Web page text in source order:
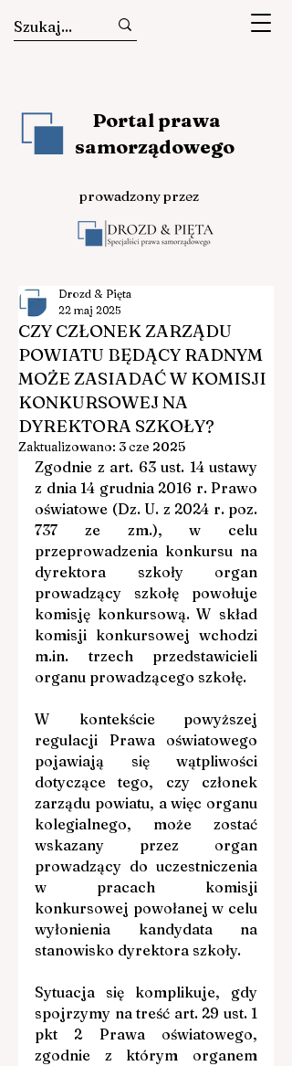
Portal prawa
samorządowego
prowadzony przez
CZY CZŁONEK ZARZĄDU
POWIATU BĘDĄCY RADNYM
MOŻE ZASIADAĆ W KOMISJI
KONKURSOWEJ NA
DYREKTORA SZKOŁY?
Drozd & Pięta
22 maj 2025
Zaktualizowano: 3 cze 2025
Zgodnie z art. 63 ust. 14 ustawy
z dnia 14 grudnia 2016 r. Prawo
oświatowe (Dz. U. z 2024 r. poz.
737 ze zm.), w celu
przeprowadzenia konkursu na
dyrektora szkoły organ
prowadzący szkołę powołuje
komisję konkursową. W skład
m.in. trzech przedstawicieli
organu prowadzącego szkołę.
W kontekście powyższej
regulacji Prawa oświatowego
pojawiają się wątpliwości
dotyczące tego, czy członek
zarządu powiatu, a więc organu
kolegialnego, może zostać
wskazany przez organ
prowadzący do uczestniczenia
w pracach komisji
konkursowej powołanej w celu
wyłonienia kandydata na
stanowisko dyrektora szkoły.
Sytuacja się komplikuje, gdy
spojrzymy na treść art. 29 ust. 1
pkt 2 Prawa oświatowego,
zgodnie z którym organem